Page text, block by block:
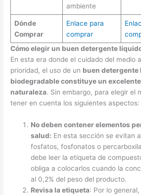
ambiente
Dónde
Comprar
Enlace para
comprar
Cómo elegir un buen detergente
En esta era donde el cuidado del medio
prioridad, el uso de un buen detergente
biodegradable constituye un
naturaleza. Sin embargo, para elegir el
tener en cuenta los siguientes aspectos:
No deben contener elementos
salud: En esta sección se evitan
fosfatos, fosfonatos o
debe leer la etiqueta de
obliga a colocarlos cuando la
al 0,2% del peso del producto.
Revisa la etiqueta: Por lo